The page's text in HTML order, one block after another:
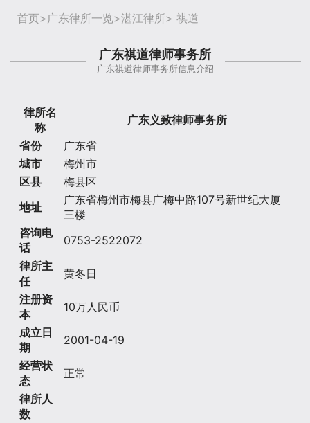
首页> 广东律所一览>湛江律所> 祺道
广东祺道律师事务所
广东祺道律师事务所信息介绍
律所名
称
广东义致律师事务所
省份
广东省
城市
梅州市
区县
梅县区
地址
广东省梅州市梅县广梅中路107号新世纪大厦
三楼
咨询电
话
0753-2522072
律所主
任
黄冬日
注册资
本
10万人民币
成立日
期
2001-04-19
经营状
态
正常
律所人
数